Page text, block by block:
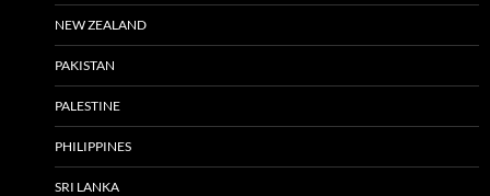
NEW ZEALAND
PAKISTAN
PALESTINE
PHILIPPINES
SRI LANKA